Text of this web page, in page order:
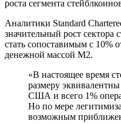
Аналитики Standard
значительный рост
стать сопоставимым с 10%
денежной массой M2.
«В настоящее время
размеру
США и всего 1%
Но по мере
возможным